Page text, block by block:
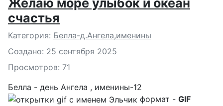
счастья
Подробности
Категория: Белла-д.Ангела,именины
Создано: 25 сентября 2025
Просмотров: 71
Белла - день Ангела , именины-12
формат - GIF